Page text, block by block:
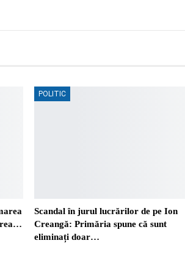
POLITIC
Scandal în jurul lucrărilor de pe Ion
Creangă: Primăria spune că sunt
eliminați doar…